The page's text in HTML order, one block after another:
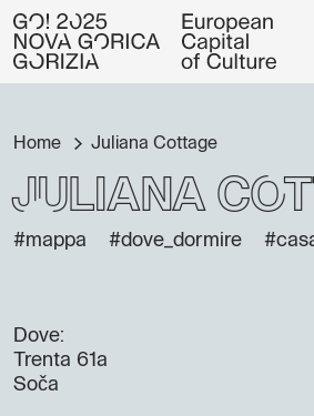
Home Juliana Cottage
Juliana
#mappa #dove_dormire
Dove:
Trenta 61a
Soča